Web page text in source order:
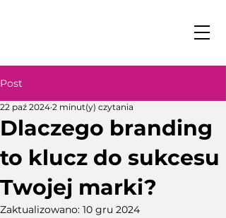
Post
Dlaczego branding
to klucz do sukcesu
Twojej marki?
22 paź 2024 2 minut(y) czytania
Zaktualizowano: 10 gru 2024